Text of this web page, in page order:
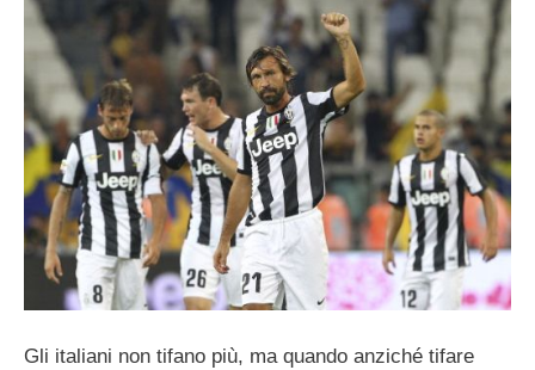
Gli italiani non tifano più, ma quando anziché tifare